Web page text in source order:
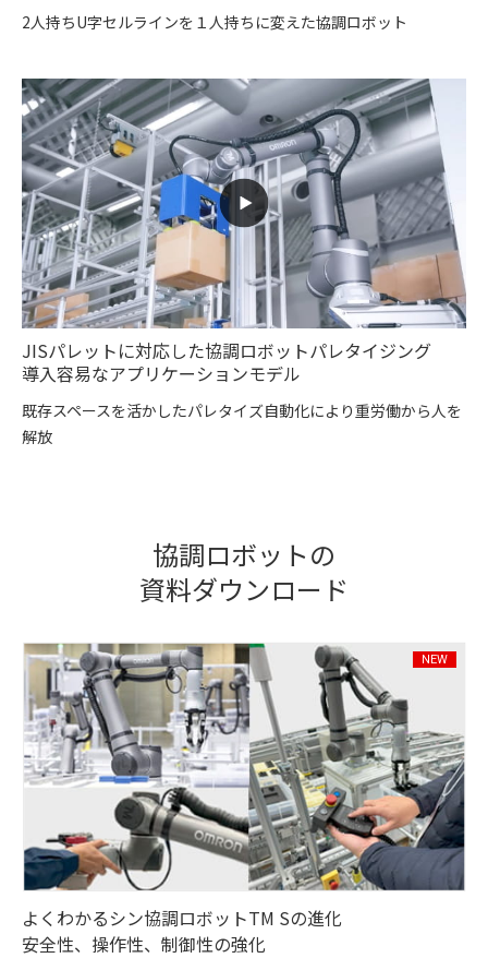
2人持ちU字セルラインを１人持ちに変えた協調ロボット
JISパレットに対応した協調ロボットパレタイジング
導入容易なアプリケーションモデル
既存スペースを活かしたパレタイズ自動化により重労働から人を
解放
協調ロボットの
資料ダウンロード
よくわかるシン協調ロボットTM Sの進化
安全性、操作性、制御性の強化